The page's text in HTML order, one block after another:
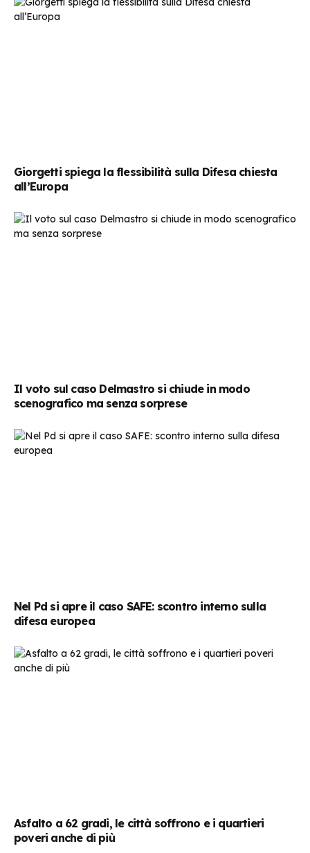
Giorgetti spiega la flessibilità sulla Difesa chiesta
all’Europa
Il voto sul caso Delmastro si chiude in modo
scenografico ma senza sorprese
Nel Pd si apre il caso SAFE: scontro interno sulla
difesa europea
Asfalto a 62 gradi, le città soffrono e i quartieri
poveri anche di più